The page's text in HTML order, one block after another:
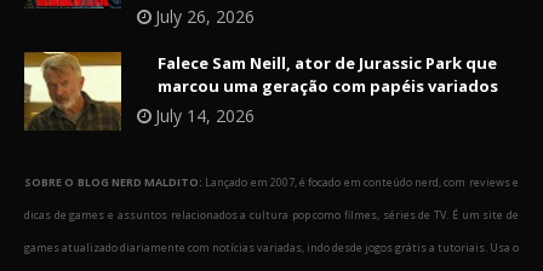
July 26, 2026
Falece Sam Neill, ator de Jurassic Park que
marcou uma geração com papéis variados
July 14, 2026
SOBRE O BLOG NERD MALDITO: Lançado em 2007, é focado em conteúdo nerd, com reviews e
dicas de games e assuntos relacionados a cultura pop como filmes, séries de TV. É um site de
games atualizado diariamente com notícias variadas, indo desde jogos grátis a tutoriais. Usa o